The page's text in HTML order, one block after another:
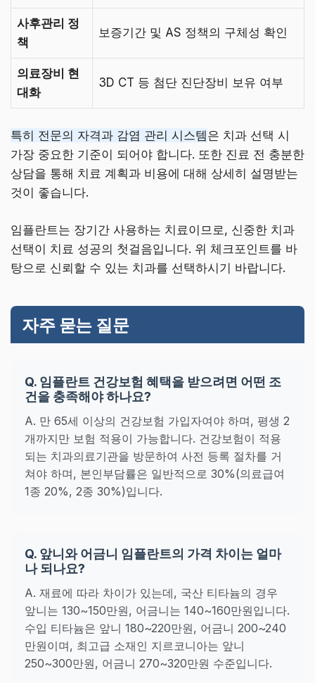
사후관리 정
책
보증기간 및 AS 정책의 구체성 확인
의료장비 현
대화
3D CT 등 첨단 진단장비 보유 여부
특히 전문의 자격과 감염 관리 시스템은 치과 선택 시
가장 중요한 기준이 되어야 합니다. 또한 진료 전 충분한
상담을 통해 치료 계획과 비용에 대해 상세히 설명받는
것이 좋습니다.
임플란트는 장기간 사용하는 치료이므로, 신중한 치과
선택이 치료 성공의 첫걸음입니다. 위 체크포인트를 바
탕으로 신뢰할 수 있는 치과를 선택하시기 바랍니다.
자주 묻는 질문
Q. 임플란트 건강보험 혜택을 받으려면 어떤 조
건을 충족해야 하나요?
A. 만 65세 이상의 건강보험 가입자여야 하며, 평생 2
개까지만 보험 적용이 가능합니다. 건강보험이 적용
되는 치과의료기관을 방문하여 사전 등록 절차를 거
쳐야 하며, 본인부담률은 일반적으로 30%(의료급여
1종 20%, 2종 30%)입니다.
Q. 앞니와 어금니 임플란트의 가격 차이는 얼마
나 되나요?
A. 재료에 따라 차이가 있는데, 국산 티타늄의 경우
앞니는 130~150만원, 어금니는 140~160만원입니다.
수입 티타늄은 앞니 180~220만원, 어금니 200~240
만원이며, 최고급 소재인 지르코니아는 앞니
250~300만원, 어금니 270~320만원 수준입니다.